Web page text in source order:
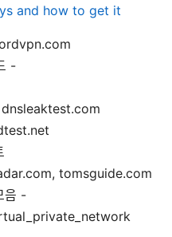
and how to get it
-
dnsleaktest.com
tomsguide.com
음 -